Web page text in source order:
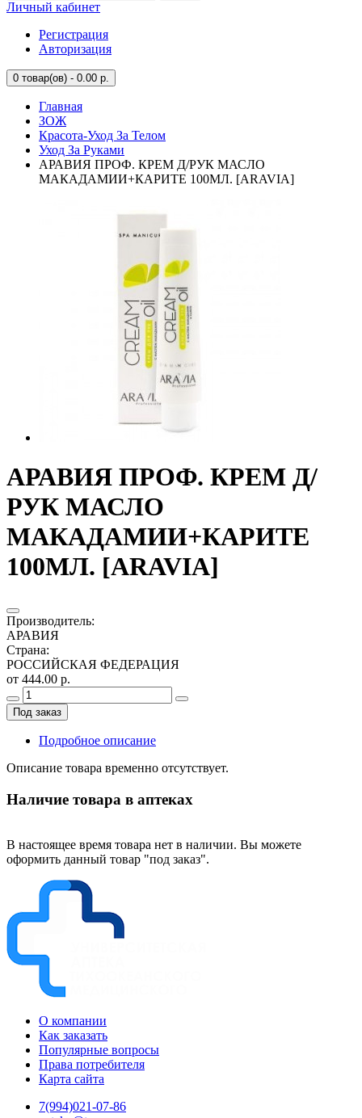
Личный кабинет
Регистрация
Авторизация
0 товар(ов) - 0.00 р.
Главная
ЗОЖ
Красота-Уход За Телом
Уход За Руками
АРАВИЯ ПРОФ. КРЕМ Д/РУК МАСЛО
МАКАДАМИИ+КАРИТЕ 100МЛ. [ARAVIA]
АРАВИЯ ПРОФ. КРЕМ Д/
РУК МАСЛО
МАКАДАМИИ+КАРИТЕ
100МЛ. [ARAVIA]
Производитель:
АРАВИЯ
Страна:
РОССИЙСКАЯ ФЕДЕРАЦИЯ
от 444.00 р.
Под заказ
Подробное описание
Описание товара временно отсутствует.
Наличие товара в аптеках
В настоящее время товара нет в наличии. Вы можете
оформить данный товар "под заказ".
О компании
Как заказать
Популярные вопросы
Права потребителя
Карта сайта
7(994)021-07-86